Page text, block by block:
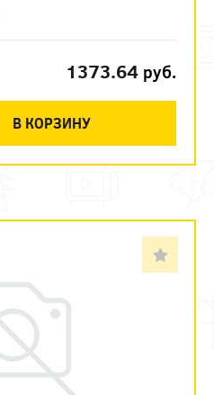
1373.64 руб.
В КОРЗИНУ